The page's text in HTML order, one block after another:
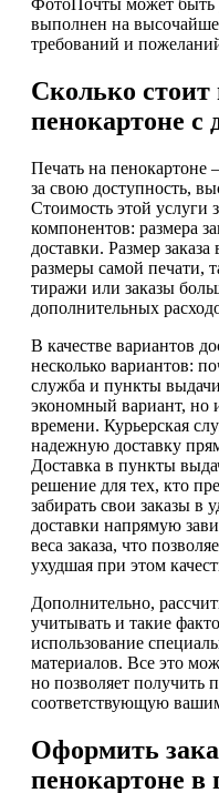
ФотоПочты может быть
выполнен на
требований и
Сколько стоит
пенокартоне с
Печать на пенокартоне
за свою доступность,
Стоимость этой услуги
компонентов: размера
доставки. Размер
размеры самой печати,
тиражи или заказы
дополнительных
В качестве вариантов
несколько вариантов:
служба и пункты
экономный вариант,
времени. Курьерская
надежную доставку
Доставка в пункты
решение для тех, кто
забирать свои заказы в
доставки напрямую
веса заказа, что
ухудшая при этом
Дополнительно,
учитывать и такие
использование
материалов. Все это
но позволяет получить
соответствующую
Оформить
пенокартоне в